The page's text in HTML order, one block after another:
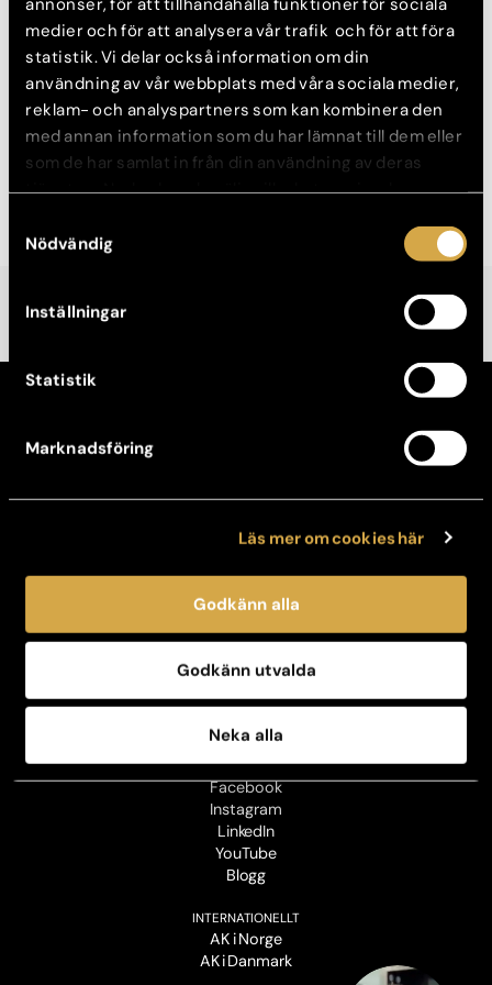
medier och för att analysera vår trafik och för att föra
statistik. Vi delar också information om din
användning av vår webbplats med våra sociala medier,
reklam- och analyspartners som kan kombinera den
med annan information som du har lämnat till dem eller
som de har samlat in från din användning av deras
tjänster. Nedan kan du välja vilka kategorier du
mer information om hur varje kategori används.
Nödvändig
Inställningar
Statistik
Marknadsföring
Läs mer om cookies här
Godkänn alla
Godkänn utvalda
Neka alla
läppbehandlingar. Hon började fylla sina läppar för 7 år sedan
och går numera till vår injektionssjuksköterska Josephine
Malming.
Boka tid för en konsultation eller behandling via vår
webbokning
Läs hela Izabellas inlägg här >
OM OSS
Vår historia
Jobba hos oss
Kontaktpersoner för press
Personuppgiftspolicy
Sustainability policy
Business code of conduct
Sustainability report
Annual report
Man
FÖLJ OSS
Facebook
Instagram
LinkedIn
YouTube
Blogg
INTERNATIONELLT
AK i Norge
AK i Danmark